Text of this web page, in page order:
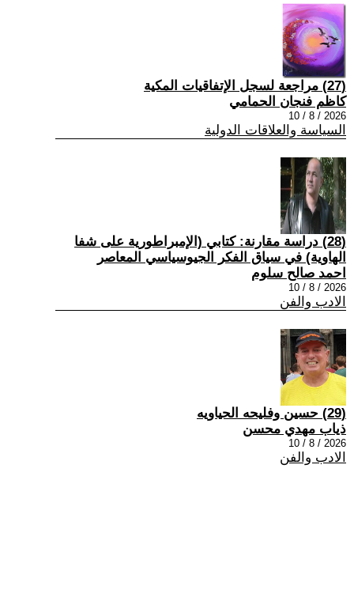
(27) مراجعة لسجل الإتفاقيات المكية
كاظم فنجان الحمامي
2026 / 8 / 10
السياسة والعلاقات الدولية
(28) دراسة مقارنة: كتابي (الإمبراطورية على شفا
الهاوية) في سياق الفكر الجيوسياسي المعاصر
احمد صالح سلوم
2026 / 8 / 10
الادب والفن
(29) حسين وفليحه الحياويه
ذياب مهدي محسن
2026 / 8 / 10
الادب والفن